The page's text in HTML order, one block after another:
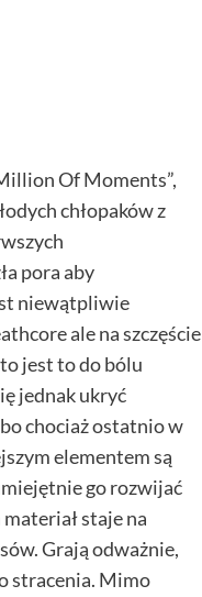
Of Moments”,
chłopaków z
pora aby
niewątpliwie
ale na szczęście
jest to do bólu
jednak ukryć
chociaż ostatnio w
elementem są
go rozwijać
staje na
Grają odważnie,
stracenia. Mimo